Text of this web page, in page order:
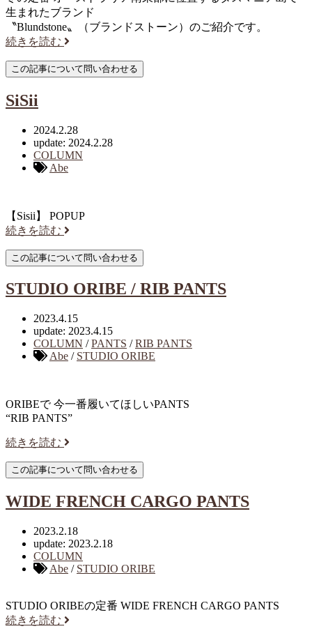
生まれたブランド
〝Blundstone〟（ブランドストーン）のご紹介です。
続きを読む
SiSii
2024.2.28
update: 2024.2.28
COLUMN
Abe
【Sisii】 POPUP
続きを読む
STUDIO ORIBE / RIB PANTS
2023.4.15
update: 2023.4.15
COLUMN /PANTS /RIB PANTS
Abe / STUDIO ORIBE
ORIBEで 今一番履いてほしいPANTS
“RIB PANTS”
続きを読む
WIDE FRENCH CARGO PANTS
2023.2.18
update: 2023.2.18
COLUMN
Abe / STUDIO ORIBE
STUDIO ORIBEの定番 WIDE FRENCH CARGO PANTS
続きを読む